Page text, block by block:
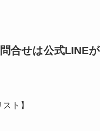
合せは公式LINEが
ト】